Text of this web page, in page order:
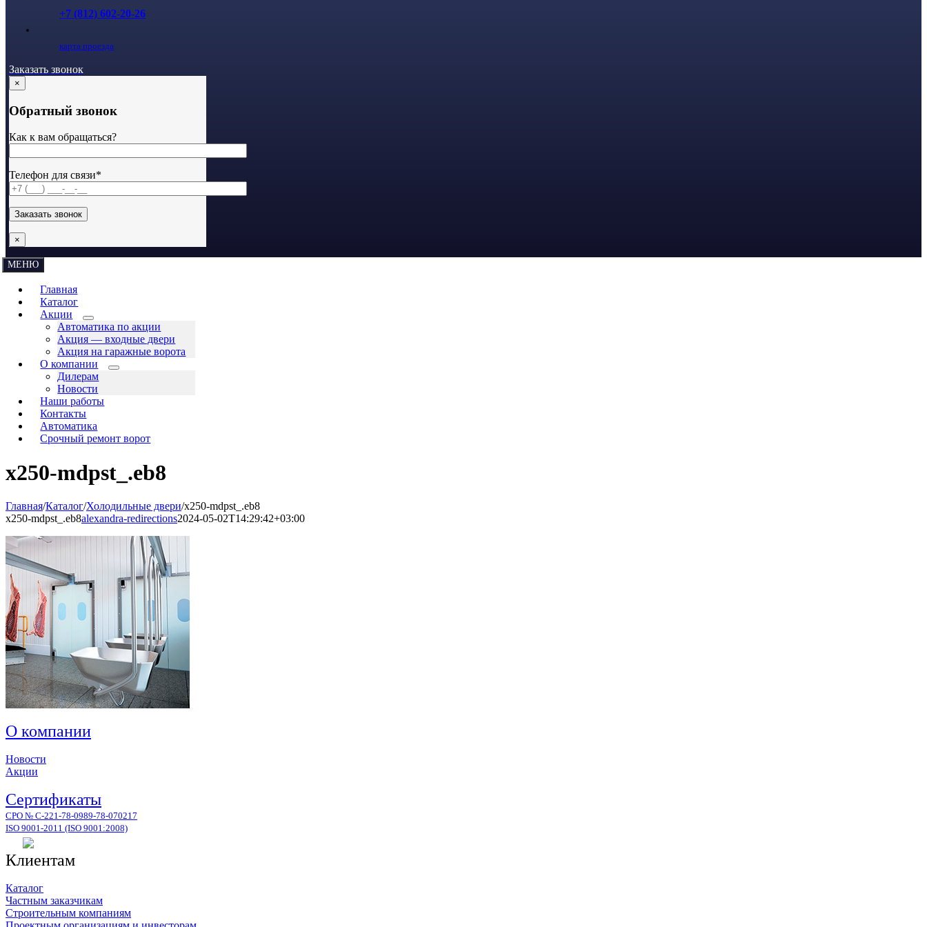
+7 (812) 602-20-26
карта проезда
Заказать звонок
×
Обратный звонок
Как к вам обращаться?
Телефон для связи*
×
МЕНЮ
Главная
Каталог
Акции
Автоматика по акции
Акция — входные двери
Акция на гаражные ворота
О компании
Дилерам
Новости
Наши работы
Контакты
Автоматика
Срочный ремонт ворот
x250-mdpst_.eb8
Главная/Каталог/Холодильные двери/x250-mdpst_.eb8
x250-mdpst_.eb8alexandra-redirections2024-05-02T14:29:42+03:00
О компании
Новости
Акции
Сертификаты
СРО № С-221-78-0989-78-070217
ISO 9001-2011 (ISO 9001:2008)
Клиентам
Каталог
Частным заказчикам
Строительным компаниям